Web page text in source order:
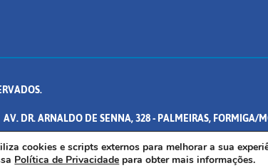
AV. DR. ARNALDO DE SENNA, 328 - PALMEIRAS, FORMIGA/
cookies e scripts externos para melhorar a sua
Política de Privacidade para obter mais informações.